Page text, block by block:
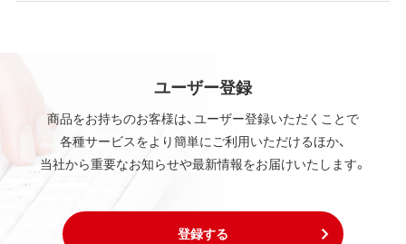
ユーザー登録
商品をお持ちのお客様は、ユーザー登録いただくことで
各種サービスをより簡単にご利用いただけるほか、
当社から重要なお知らせや最新情報をお届けいたします。
登録する